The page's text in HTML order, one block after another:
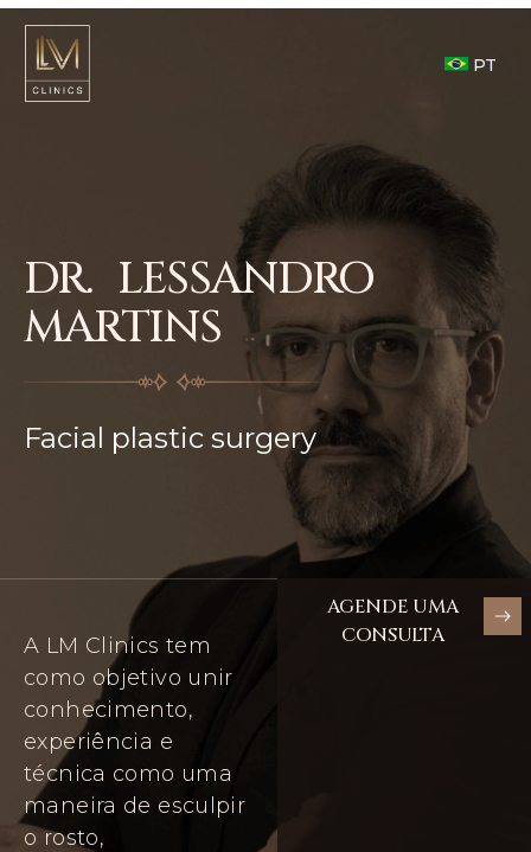
PT
DR. LESSANDRO
MARTINS
Facial plastic surgery
A LM Clinics tem
como objetivo unir
conhecimento,
experiência e
técnica como uma
maneira de esculpir
o rosto,
AGENDE UMA
CONSULTA